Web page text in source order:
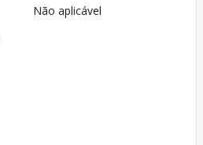
Não aplicável